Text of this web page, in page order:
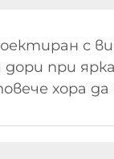
с
при
хора